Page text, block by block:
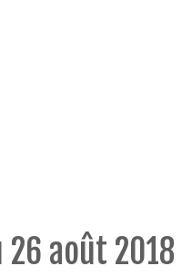
26 août 2018